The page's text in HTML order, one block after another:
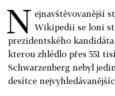
N ejnavštěvovanější
Wikipedii se loni
prezidentského
kterou zhlédlo přes 551
Schwarzenberg nebyl
desítce